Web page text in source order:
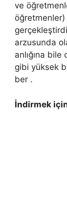
ve
arzusunda
anlığına
gibi yüksek
ber .
İndirmek